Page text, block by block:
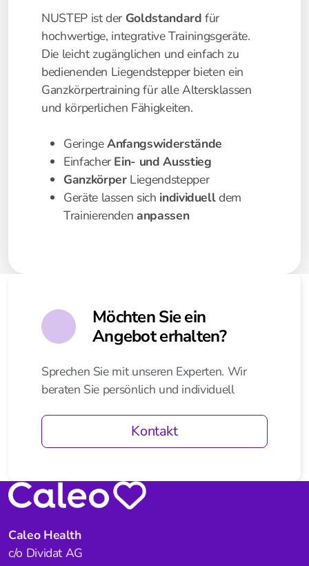
NUSTEP ist der Goldstandard für
hochwertige, integrative Trainingsgeräte.
Die leicht zugänglichen und einfach zu
bedienenden Liegendstepper bieten ein
Ganzkörpertraining für alle Altersklassen
und körperlichen Fähigkeiten.
GeringeAnfangswiderstände
Einfacher Ein- und Ausstieg
GanzkörperLiegendstepper
Geräte lassen sich individuelldem
Trainierendenanpassen
Möchten Sie ein
Angebot erhalten?
Sprechen Sie mit unseren Experten. Wir
beraten Sie persönlich und individuell
Kontakt
Caleo Health
c/o Dividat AG